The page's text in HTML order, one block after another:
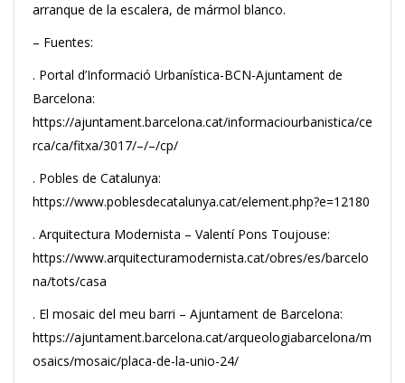
arranque de la escalera, de mármol blanco.
– Fuentes:
. Portal d’Informació Urbanística-BCN-Ajuntament de
Barcelona:
https://ajuntament.barcelona.cat/informaciourbanistica/ce
rca/ca/fitxa/3017/–/–/cp/
. Pobles de Catalunya:
https://www.poblesdecatalunya.cat/element.php?e=12180
. Arquitectura Modernista – Valentí Pons Toujouse:
https://www.arquitecturamodernista.cat/obres/es/barcelo
na/tots/casa
. El mosaic del meu barri – Ajuntament de Barcelona:
https://ajuntament.barcelona.cat/arqueologiabarcelona/m
osaics/mosaic/placa-de-la-unio-24/